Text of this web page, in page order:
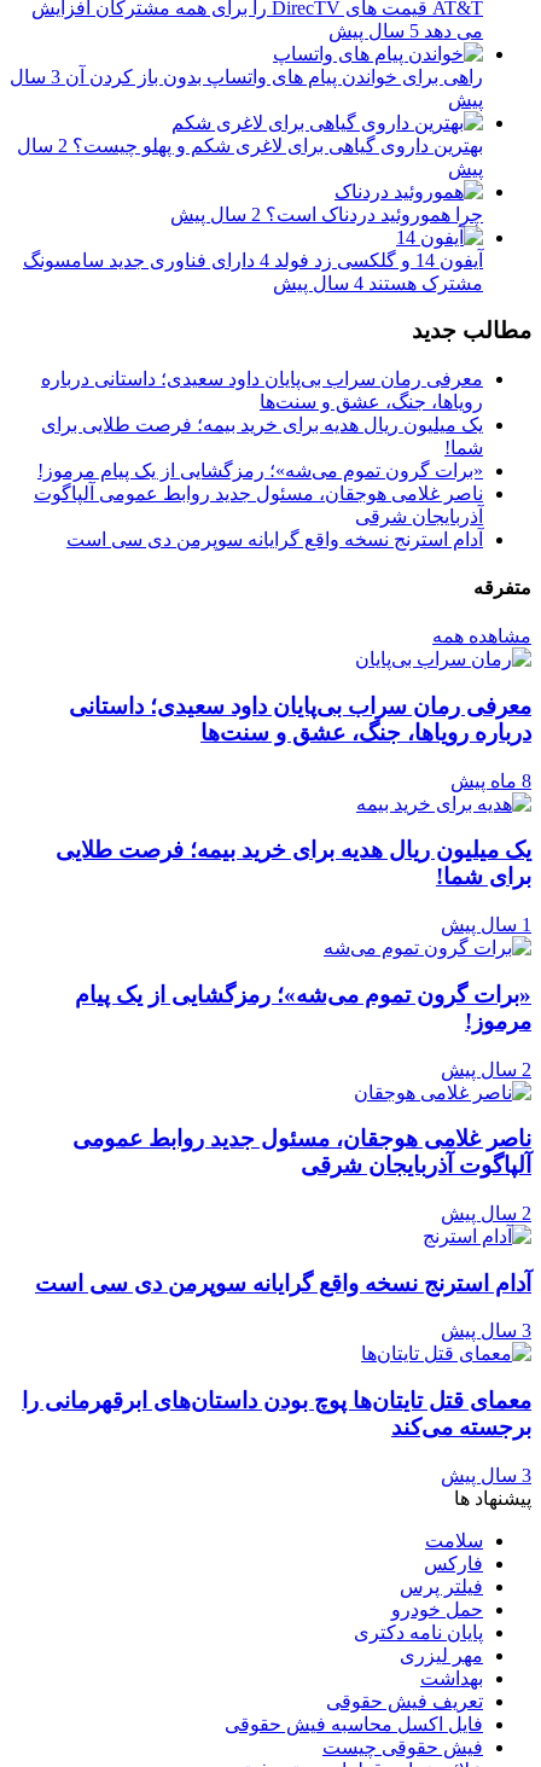
AT&T قیمت های DirecTV را برای همه مشترکان افزایش
می دهد 5 سال پیش
راهی برای خواندن پیام های واتساپ بدون باز کردن آن
3 سال
پیش
بهترین داروی گیاهی برای لاغری شکم و پهلو چیست؟
2 سال
پیش
چرا هموروئید دردناک است؟ 2 سال پیش
آیفون 14 و گلکسی زد فولد 4 دارای فناوری جدید سامسونگ
مشترک هستند 4 سال پیش
مطالب جدید
معرفی رمان سراب بی‌پایان داود سعیدی؛ داستانی درباره
رویاها، جنگ، عشق و سنت‌ها
یک میلیون ریال هدیه برای خرید بیمه؛ فرصت طلایی برای
شما!
«برات گرون تموم می‌شه»؛ رمزگشایی از یک پیام مرموز!
ناصر غلامی هوجقان، مسئول جدید روابط عمومی آلپاگوت
آذربایجان شرقی
آدام استرنج نسخه واقع گرایانه سوپرمن دی سی است
متفرقه
مشاهده همه
معرفی رمان سراب بی‌پایان داود سعیدی؛ داستانی
درباره رویاها، جنگ، عشق و سنت‌ها
8 ماه پیش
یک میلیون ریال هدیه برای خرید بیمه؛ فرصت طلایی
برای شما!
1 سال پیش
«برات گرون تموم می‌شه»؛ رمزگشایی از یک پیام
مرموز!
2 سال پیش
ناصر غلامی هوجقان، مسئول جدید روابط عمومی
آلپاگوت آذربایجان شرقی
2 سال پیش
آدام استرنج نسخه واقع گرایانه سوپرمن دی سی است
3 سال پیش
معمای قتل تایتان‌ها پوچ بودن داستان‌های ابرقهرمانی را
برجسته می‌کند
3 سال پیش
پیشنهاد ها
سلامت
فارکس
فیلتر پرس
حمل خودرو
پایان نامه دکتری
مهر لیزری
بهداشت
تعریف فیش حقوقی
فایل اکسل محاسبه فیش حقوقی
فیش حقوقی چیست